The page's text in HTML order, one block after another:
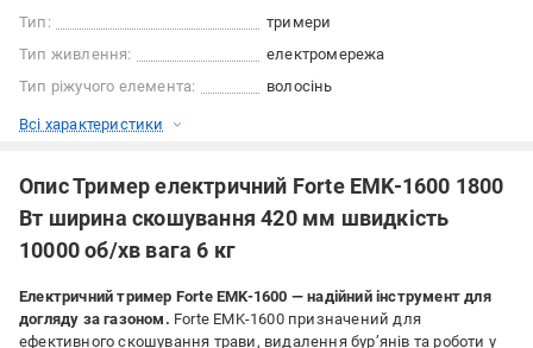
Тип:
тримери
Тип живлення:
електромережа
Тип ріжучого елемента:
волосінь
Всі характеристики
Опис Тример електричний Forte EMK-1600 1800
Вт ширина скошування 420 мм швидкість
10000 об/хв вага 6 кг
Електричний тример Forte EMK-1600 — надійний інструмент для
догляду за газоном. Forte EMK-1600 призначений для
ефективного скошування трави, видалення бур’янів та роботи у